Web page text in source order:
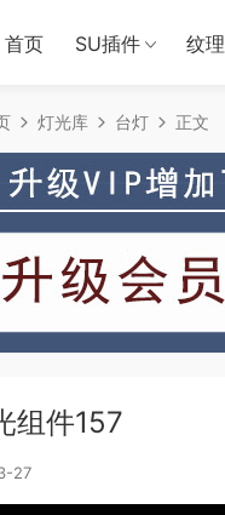
首页 SU插件 纹理
灯光库 台灯 正文
组件157
27